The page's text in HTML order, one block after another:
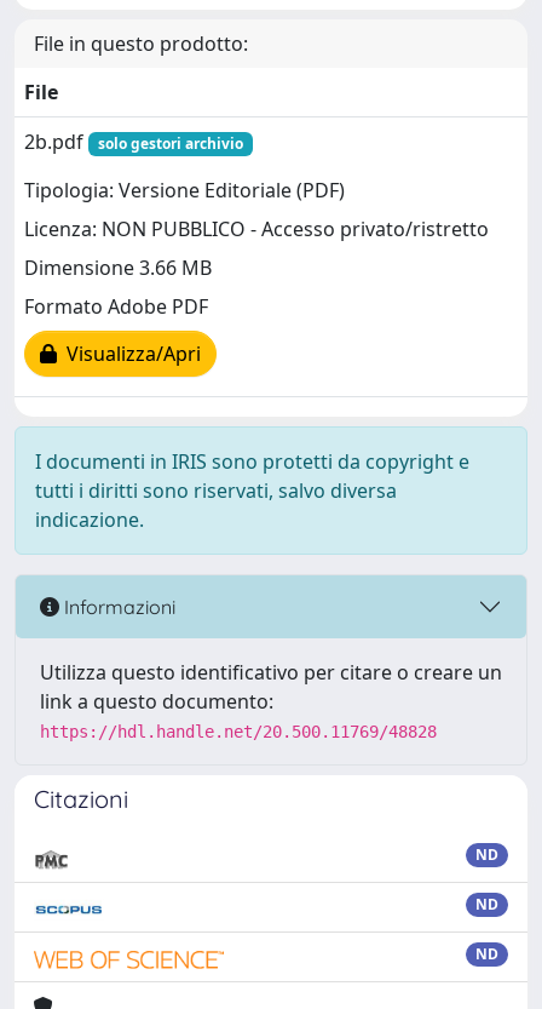
File in questo prodotto:
File
2b.pdf
solo gestori archivio
Tipologia: Versione Editoriale (PDF)
Licenza: NON PUBBLICO - Accesso privato/ristretto
Dimensione 3.66 MB
Formato Adobe PDF
Visualizza/Apri
I documenti in IRIS sono protetti da copyright e
tutti i diritti sono riservati, salvo diversa
indicazione.
Informazioni
Utilizza questo identificativo per citare o creare un
link a questo documento:
https://hdl.handle.net/20.500.11769/48828
Citazioni
ND
ND
ND